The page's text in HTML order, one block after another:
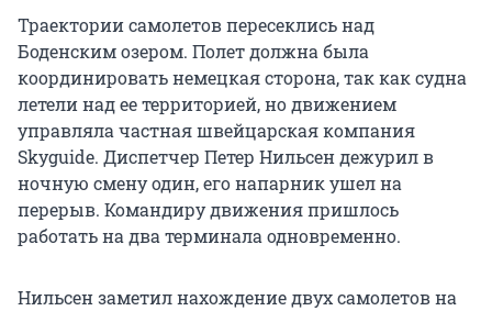
Траектории самолетов пересеклись над
Боденским озером. Полет должна была
координировать немецкая сторона, так как судна
летели над ее территорией, но движением
управляла частная швейцарская компания
Skyguide. Диспетчер Петер Нильсен дежурил в
ночную смену один, его напарник ушел на
перерыв. Командиру движения пришлось
работать на два терминала одновременно.
Нильсен заметил нахождение двух самолетов на